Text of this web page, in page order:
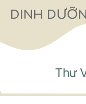
đến
dung
DINH
Thư